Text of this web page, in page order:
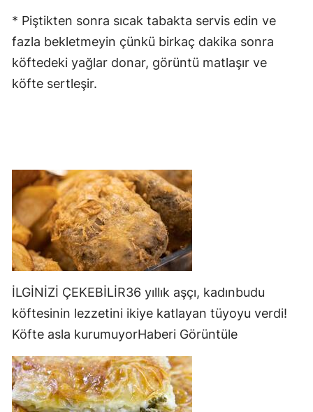
* Piştikten sonra sıcak tabakta servis edin ve
fazla bekletmeyin çünkü birkaç dakika sonra
köftedeki yağlar donar, görüntü matlaşır ve
köfte sertleşir.
İLGİNİZİ ÇEKEBİLİR36 yıllık aşçı, kadınbudu
köftesinin lezzetini ikiye katlayan tüyoyu verdi!
Köfte asla kurumuyorHaberi Görüntüle